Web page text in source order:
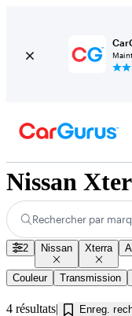
Rechercher par
2 Nissan Xterra
Couleur Transmission
4 résultats Enreg.